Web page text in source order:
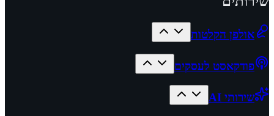
אולפן הקלטות
פודקאסט לעסקים
שירותי AI